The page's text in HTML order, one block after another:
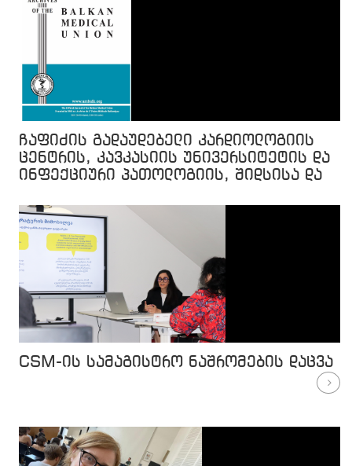
ჩაფიძის გადაუდებელი კარდიოლოგიის
ცენტრის, კავკასიის უნივერსიტეტის და
ინფექციური პათოლოგიის, შიდსისა და
ნაშრომი ევროპულ ჟურნალში
გამოქვეყნდა
CSM-ის სამაგისტრო ნაშრომების დაცვა